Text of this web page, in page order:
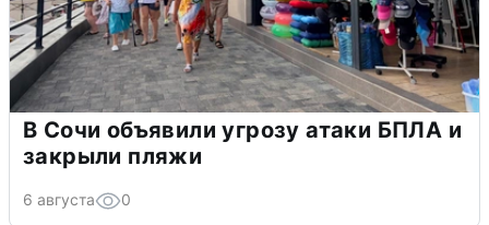
В Сочи объявили угрозу атаки БПЛА и
закрыли пляжи
6 августа 0